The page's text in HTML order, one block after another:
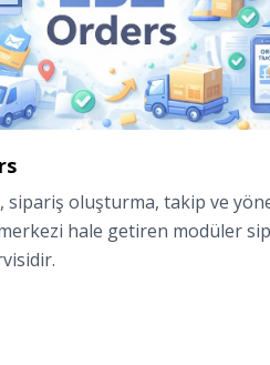
sipariş oluşturma, takip ve
hale getiren modüler